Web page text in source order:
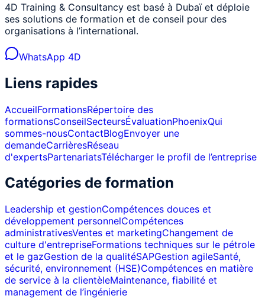
4D Training & Consultancy est basé à Dubaï et déploie
ses solutions de formation et de conseil pour des
organisations à l’international.
WhatsApp 4D
Liens rapides
AccueilFormationsRépertoire des
formationsConseilSecteursÉvaluationPhoenixQui
sommes-nousContactBlogEnvoyer une
demandeCarrièresRéseau
d'expertsPartenariatsTélécharger le profil de l’entreprise
Catégories de formation
Leadership et gestionCompétences douces et
développement personnelCompétences
administrativesVentes et marketingChangement de
culture d'entrepriseFormations techniques sur le pétrole
et le gazGestion de la qualitéSAPGestion agileSanté,
sécurité, environnement (HSE)Compétences en matière
de service à la clientèleMaintenance, fiabilité et
management de l’ingénierie